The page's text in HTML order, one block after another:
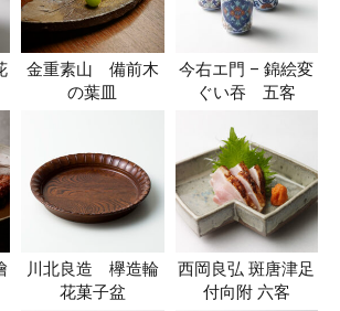
金重素山 備前木
の葉皿
今右エ門 – 錦絵変
ぐい吞 五客
川北良造 欅造輪
花菓子盆
西岡良弘 斑唐津足
付向附 六客